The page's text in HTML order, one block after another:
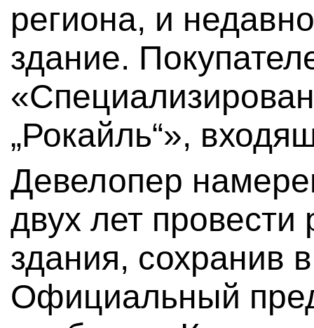
региона, и
здание.
„Рокайль“»,
Девелопер
двух лет провести
здания, сохранив
Официальный